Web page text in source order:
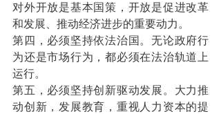
对外开放是基本国策，开放是促进改革
和发展、推动经济进步的重要动力。
第四，必须坚持依法治国。无论政府行
为还是市场行为，都必须在法治轨道上
运行。
第五，必须坚持创新驱动发展。大力推
动创新，发展教育，重视人力资本的提